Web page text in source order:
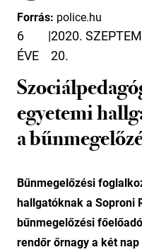
Forrás: police.hu
6
ÉVE
|2020.
20.
egyetemi
a
Bűnmegelőzési
hallgatóknak a Soproni
bűnmegelőzési
rendőr őrnagy a két